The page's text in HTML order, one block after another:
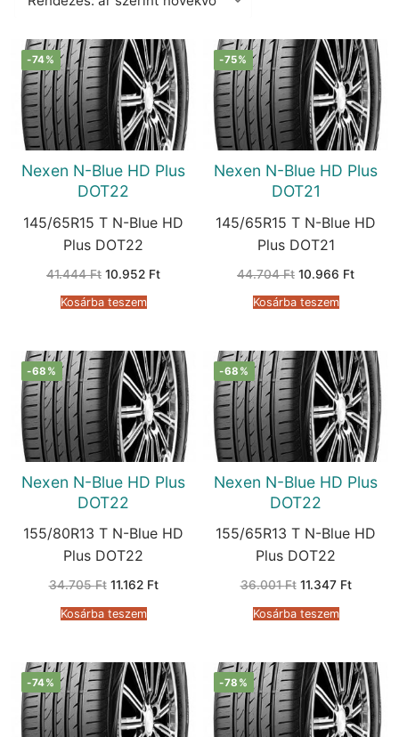
-74%
Nexen N-Blue HD Plus
DOT22
145/65R15 T N-Blue HD
Plus DOT22
41.444Ft Original
was:
41.444 Ft.
10.952 FtCurrent
Kosárba teszem
-75%
Nexen N-Blue HD Plus
DOT21
145/65R15 T N-Blue HD
Plus DOT21
44.704Ft Original
was:
44.704 Ft.
10.966 FtCurrent
Kosárba teszem
-68%
Nexen N-Blue HD Plus
DOT22
155/80R13 T N-Blue HD
Plus DOT22
34.705Ft Original
was:
34.705 Ft.
11.162 FtCurrent
Kosárba teszem
-68%
Nexen N-Blue HD Plus
DOT22
155/65R13 T N-Blue HD
Plus DOT22
36.001Ft Original
was:
36.001 Ft.
11.347 FtCurrent
Kosárba teszem
-74% -78%